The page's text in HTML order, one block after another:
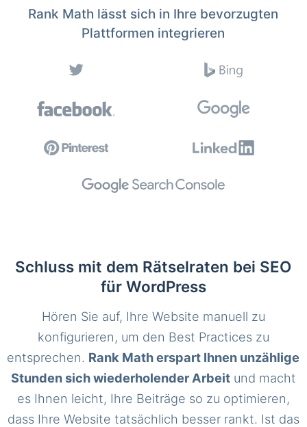
Rank Math lässt sich in Ihre bevorzugten
Plattformen integrieren
Schluss mit dem Rätselraten bei SEO
für WordPress
Hören Sie auf, Ihre Website manuell zu
konfigurieren, um den Best Practices zu
entsprechen. Rank Math erspart Ihnen unzählige
Stunden sich wiederholender Arbeitund macht
es Ihnen leicht, Ihre Beiträge so zu optimieren,
dass Ihre Website tatsächlich besser rankt. Ist das